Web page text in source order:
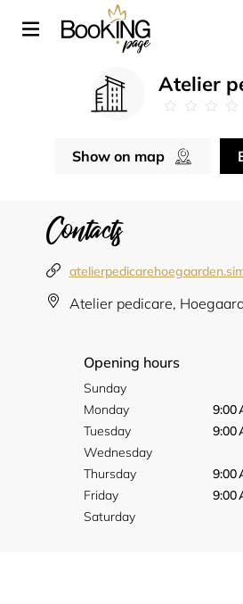
Atelier
Show on map
Contacts
Atelier pedicare,
Opening hours
Sunday
Monday
9:00
Tuesday
9:00
Wednesday
Thursday
9:00
Friday
9:00
Saturday